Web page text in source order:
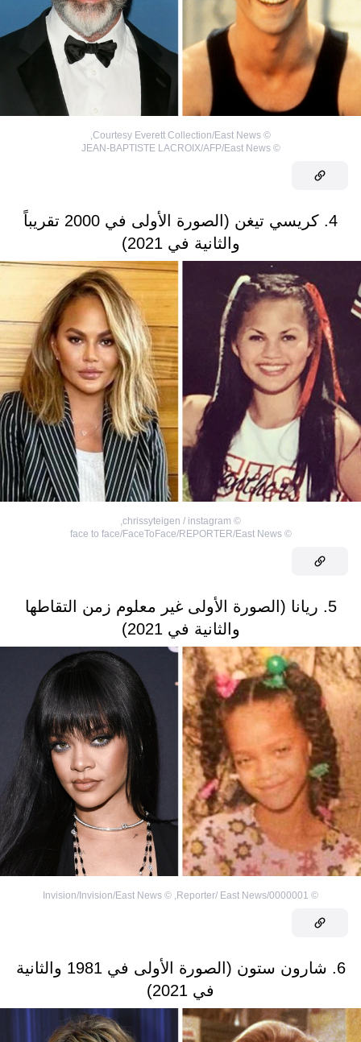
©
Courtesy Everett Collection/East News
,
©
JEAN-BAPTISTE LACROIX/AFP/East News
4. كريسي تيغن (الصورة الأولى في 2000 تقريباً
والثانية في 2021)
©
chrissyteigen / instagram
©
face to face/FaceToFace/REPORTER/East News
5. ريانا (الصورة الأولى غير معلوم زمن التقاطها
والثانية في 2021)
©
0000001/Reporter/ East News
,
©
Invision/Invision/East News
6. شارون ستون (الصورة الأولى في 1981 والثانية
في 2021)